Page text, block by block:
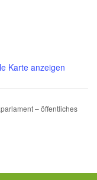
Karte anzeigen
– öffentliches